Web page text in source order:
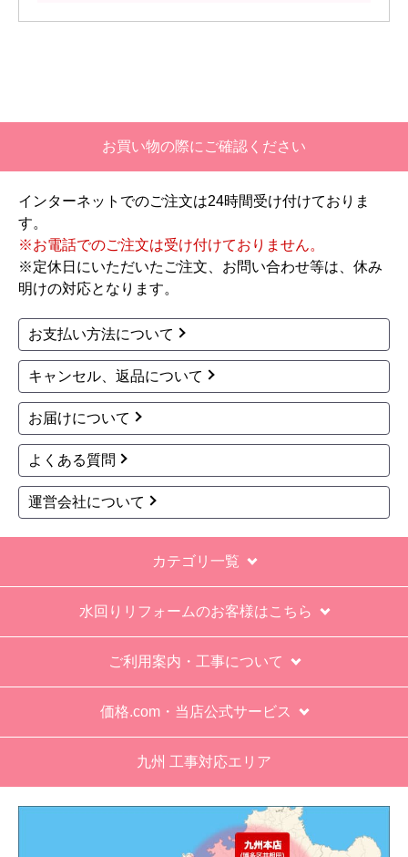
お買い物の際にご確認ください
インターネットでのご注文は24時間受け付けておりま
す。
※お電話でのご注文は受け付けておりません。
※定休日にいただいたご注文、お問い合わせ等は、休み
明けの対応となります。
お支払い方法について
キャンセル、返品について
お届けについて
よくある質問
運営会社について
カテゴリ一覧
水回りリフォームのお客様はこちら
ご利用案内・工事について
価格.com・当店公式サービス
九州 工事対応エリア